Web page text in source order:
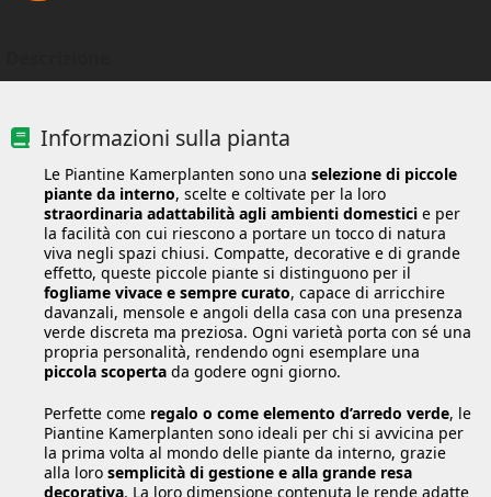
Informazioni sulla pianta
Le Piantine Kamerplanten sono una selezione di piccole
piante da interno, scelte e coltivate per la loro
straordinaria adattabilità agli ambienti domestici e per
la facilità con cui riescono a portare un tocco di natura
viva negli spazi chiusi. Compatte, decorative e di grande
effetto, queste piccole piante si distinguono per il
fogliame vivace e sempre curato, capace di arricchire
davanzali, mensole e angoli della casa con una presenza
verde discreta ma preziosa. Ogni varietà porta con sé una
propria personalità, rendendo ogni esemplare una
piccola scoperta da godere ogni giorno.
Perfette come regalo o come elemento d’arredo verde, le
Piantine Kamerplanten sono ideali per chi si avvicina per
la prima volta al mondo delle piante da interno, grazie
alla loro semplicità di gestione e alla grande resa
decorativa. La loro dimensione contenuta le rende adatte